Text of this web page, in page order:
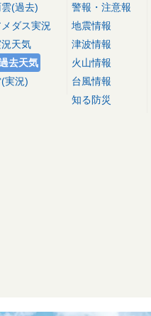
(過去)
ダス実況
天気
去天気
実況)
警報・注意報
地震情報
津波情報
火山情報
台風情報
知る防災